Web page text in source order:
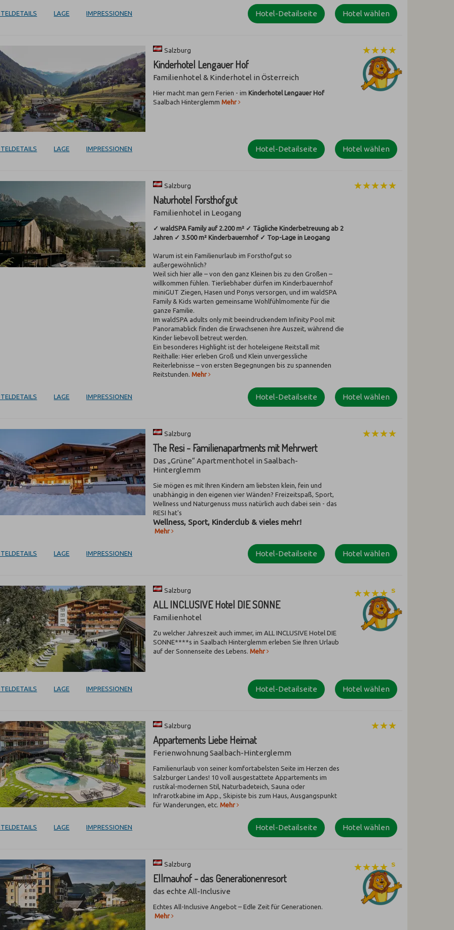
Hotel wählen
Hotel-Detailseite
LAGE IMPRESSIONEN
Salzburg
Kinderhotel Lengauer Hof
Familienhotel & Kinderhotel in Österreich
Hier macht man gern Ferien - im Kinderhotel Lengauer Hof
Saalbach Hinterglemm Mehr
Hotel wählen
Hotel-Detailseite
LAGE IMPRESSIONEN
Salzburg
Naturhotel Forsthofgut
Familienhotel in Leogang
✓ waldSPA Family auf 2.200 m² ✓ Tägliche Kinderbetreuung ab 2
Jahren ✓ 3.500 m² Kinderbauernhof ✓ Top-Lage in Leogang
Warum ist ein Familienurlaub im Forsthofgut so
außergewöhnlich?
Weil sich hier alle – von den ganz Kleinen bis zu den Großen –
willkommen fühlen. Tierliebhaber dürfen im Kinderbauernhof
miniGUT Ziegen, Hasen und Ponys versorgen, und im waldSPA
Family & Kids warten gemeinsame Wohlfühlmomente für die
ganze Familie.
Im waldSPA adults only mit beeindruckendem Infinity Pool mit
Panoramablick finden die Erwachsenen ihre Auszeit, während die
Kinder liebevoll betreut werden.
Ein besonderes Highlight ist der hoteleigene Reitstall mit
Reithalle: Hier erleben Groß und Klein unvergessliche
Reiterlebnisse – von ersten Begegnungen bis zu spannenden
Reitstunden. Mehr
Hotel wählen
Hotel-Detailseite
LAGE IMPRESSIONEN
Salzburg
The Resi - Familienapartments mit Mehrwert
Das „Grüne“ Apartmenthotel in Saalbach-
Hinterglemm
Sie mögen es mit Ihren Kindern am liebsten klein, fein und
unabhängig in den eigenen vier Wänden? Freizeitspaß, Sport,
Wellness und Naturgenuss muss natürlich auch dabei sein - das
RESI hat's
Wellness, Sport, Kinderclub & vieles mehr!
Mehr
Hotel wählen
Hotel-Detailseite
LAGE IMPRESSIONEN
Salzburg
ALL INCLUSIVE Hotel DIE SONNE
Familienhotel
Zu welcher Jahreszeit auch immer, im ALL INCLUSIVE Hotel DIE
SONNE****s in Saalbach Hinterglemm erleben Sie Ihren Urlaub
auf der Sonnenseite des Lebens. Mehr
Hotel wählen
Hotel-Detailseite
LAGE IMPRESSIONEN
Salzburg
Appartements Liebe Heimat
Ferienwohnung Saalbach-Hinterglemm
Familienurlaub von seiner komfortabelsten Seite im Herzen des
Salzburger Landes! 10 voll ausgestattete Appartements im
rustikal-modernen Stil, Naturbadeteich, Sauna oder
Infrarotkabine im App., Skipiste bis zum Haus, Ausgangspunkt
für Wanderungen, etc. Mehr
Hotel wählen
Hotel-Detailseite
LAGE IMPRESSIONEN
Salzburg
Ellmauhof - das Generationenresort
das echte All-Inclusive
Echtes All-Inclusive Angebot – Edle Zeit für Generationen.
Mehr